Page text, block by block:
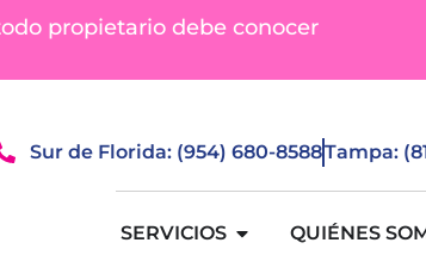
propietario debe conocer
Sur de Florida: (954) 680-8588Tampa:
SERVICIOS QUIÉNES